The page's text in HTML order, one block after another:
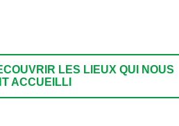
LES LIEUX QUI NOUS
ACCUEILLI